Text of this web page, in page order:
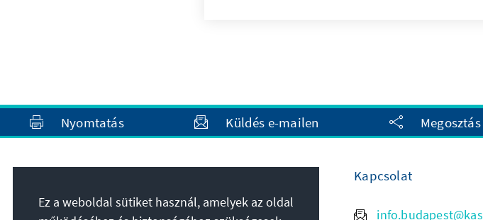
Nyomtatás Küldés e-mailen Megosztás
Konrad-Adenauer-Stiftung e.V.
Kapcsolat
Ez a weboldal sütiket használ, amelyek az oldal